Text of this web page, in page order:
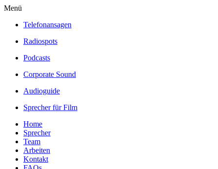
Menü
Telefonansagen
Radiospots
Podcasts
Corporate Sound
Audioguide
Sprecher für Film
Home
Sprecher
Team
Arbeiten
Kontakt